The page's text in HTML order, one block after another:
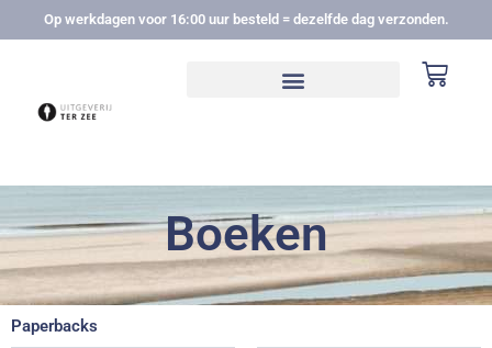
naar
Op werkdagen voor 16:00 uur besteld = dezelfde dag verzonden.
Boeken
Paperbacks